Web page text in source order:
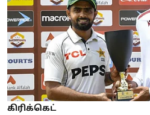
கிரிக்கெட்